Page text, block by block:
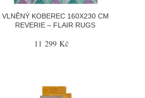
VLNĚNÝ KOBEREC 160X230 CM
REVERIE – FLAIR RUGS
11 299 Kč